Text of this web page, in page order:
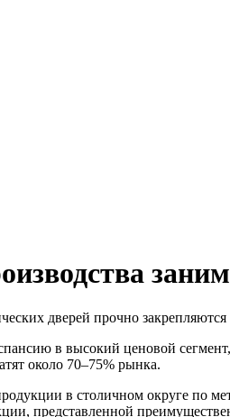
дверей прочно
в высокий ценовой
около 70–75% рынка.
в столичном округе по
представленной